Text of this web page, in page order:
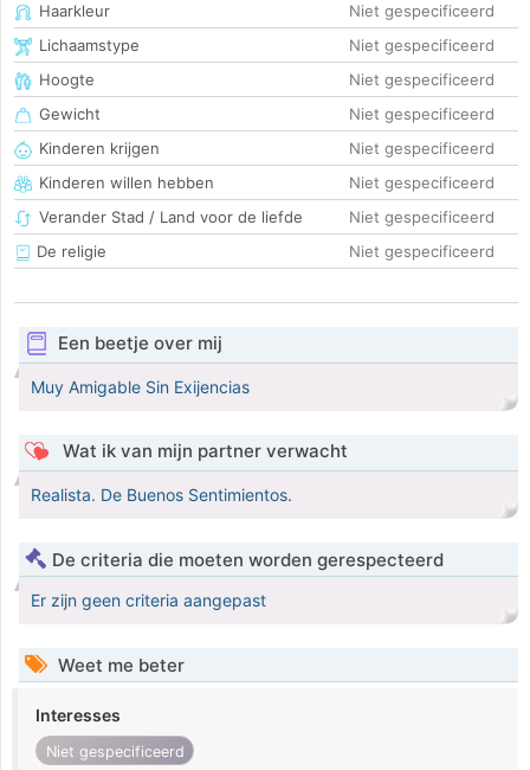
Haarkleur
Niet gespecificeerd
Lichaamstype
Niet gespecificeerd
Hoogte
Niet gespecificeerd
Gewicht
Niet gespecificeerd
Kinderen krijgen
Niet gespecificeerd
Kinderen willen hebben
Niet gespecificeerd
Verander Stad / Land voor de liefde
Niet gespecificeerd
De religie
Niet gespecificeerd
Een beetje over mij
Muy Amigable Sin Exijencias
Wat ik van mijn partner verwacht
Realista. De Buenos Sentimientos.
De criteria die moeten worden gerespecteerd
Er zijn geen criteria aangepast
Weet me beter
Interesses
Niet gespecificeerd